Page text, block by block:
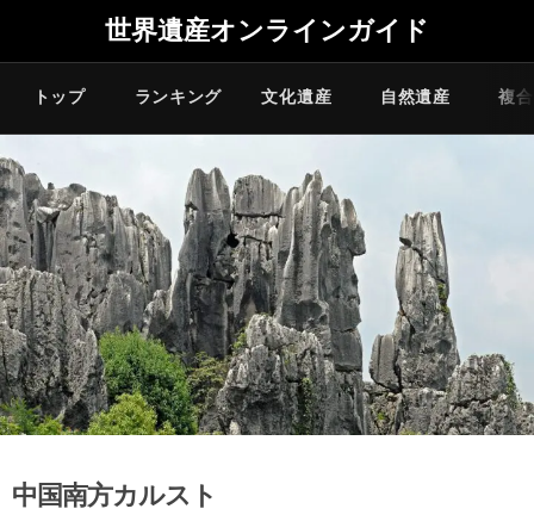
世界遺産オンラインガイド
トップ ランキング 文化遺産 自然遺産 複
中国南方カルスト